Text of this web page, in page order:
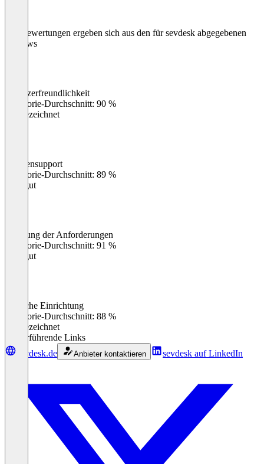
Die Bewertungen ergeben sich aus den für sevdesk abgegebenen
Reviews
Benutzerfreundlichkeit
Kategorie-Durchschnitt: 90 %
Ausgezeichnet
Kundensupport
Kategorie-Durchschnitt: 89 %
Sehr gut
Erfüllung der Anforderungen
Kategorie-Durchschnitt: 91 %
Sehr gut
Einfache Einrichtung
Kategorie-Durchschnitt: 88 %
Ausgezeichnet
Weiterführende Links
sevdesk.de
Anbieter kontaktieren sevdesk auf LinkedIn